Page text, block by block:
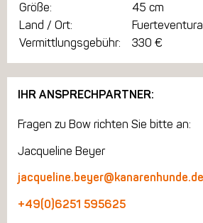
Größe:
45 cm
Land / Ort:
Vermittlungsgebühr:
330 €
IHR ANSPRECHPARTNER:
Fragen zu Bow richten Sie bitte an:
Jacqueline Beyer
jacqueline.beyer@kanarenhunde.de
+49(0)6251 595625